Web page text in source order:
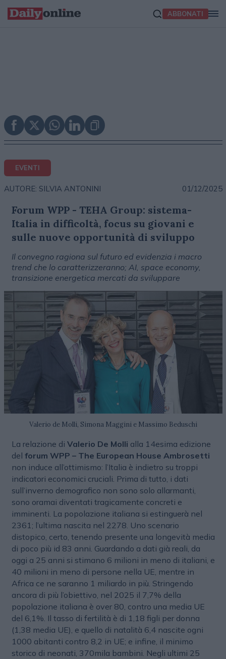
ABBONATI
EVENTI
AUTORE: SILVIA ANTONINI 01/12/2025
Forum WPP - TEHA Group: sistema-
Italia in difficoltà, focus su giovani e
sulle nuove opportunità di sviluppo
Il convegno ragiona sul futuro ed evidenzia i macro
trend che lo caratterizzeranno; AI, space economy,
transizione energetica mercati da sviluppare
Valerio de Molli, Simona Maggini e Massimo Beduschi
La relazione di Valerio De Molli alla 14esima edizione
del forum WPP – The European House Ambrosetti
non induce all’ottimismo: l’Italia è indietro su troppi
indicatori economici cruciali. Prima di tutto, i dati
sull’inverno demografico non sono solo allarmanti,
sono oramai diventati tragicamente concreti e
imminenti. La popolazione italiana si estinguerà nel
2361; l’ultima nascita nel 2278. Uno scenario
distopico, certo, tenendo presente una longevità media
di poco più id 83 anni. Guardando a dati già reali, da
oggi a 25 anni si stimano 6 milioni in meno di italiani, e
40 milioni in meno di persone nella UE, mentre in
Africa ce ne saranno 1 miliardo in più. Stringendo
ancora di più l’obiettivo, nel 2025 il 7,7% della
popolazione italiana è over 80, contro una media UE
del 6,1%. Il tasso di fertilità è di 1,18 figli per donna
(1,38 media UE), e quello di natalità 6,4 nascite ogni
1000 abitanti contro 8,2 in UE; e infine, il minimo
storico di neonati, 370mila bambini. Negli ultimi 25